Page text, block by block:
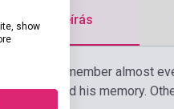
Részletes leírás
can remember almost
improved his memory.
show